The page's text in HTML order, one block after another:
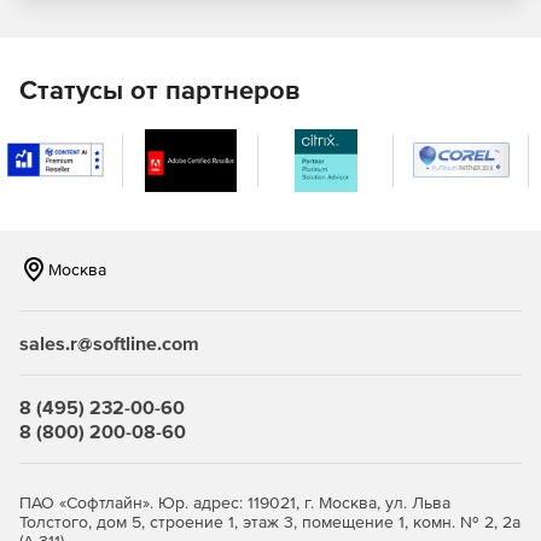
Импорт
Впечатляющая скорость импорта больших данных.
Увеличение скорости достигается за счет полного
Origin поддерживает более 30 форматов данных.
Origin с полной точностью.
помощью инструмента SQL Editor.
Зум и панорамирование
Статусы от партнеров
Москва
sales.r@softline.com
8 (495) 232-00-60
8 (800) 200-08-60
ПАО «Софтлайн». Юр. адрес: 119021, г. Москва, ул. Льва
Толстого, дом 5, строение 1, этаж 3, помещение 1, комн. № 2, 2а